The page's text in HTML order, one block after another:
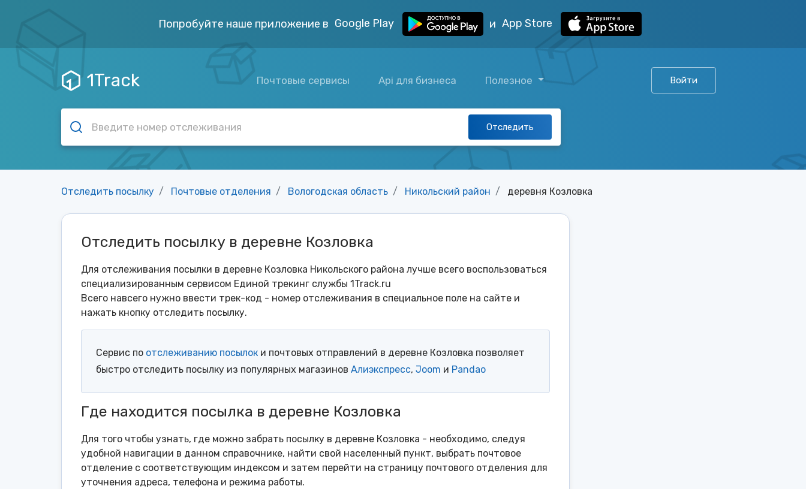
Попробуйте наше приложение в Google Play и App Store
1Track Почтовые сервисы Api для бизнеса Полезное Войти
Отследить
Отследить посылку Почтовые отделения Вологодская область Никольский район деревня Козловка
Отследить посылку в деревне Козловка
Для отслеживания посылки в деревне Козловка Никольского района лучше всего воспользоваться
специализированным сервисом Единой трекинг службы 1Track.ru
Всего навсего нужно ввести трек-код - номер отслеживания в специальное поле на сайте и
нажать кнопку отследить посылку.
Сервис по отслеживанию посылок и почтовых отправлений в деревне Козловка позволяет
быстро отследить посылку из популярных магазинов Алиэкспресс, Joom и Pandao
Где находится посылка в деревне Козловка
Для того чтобы узнать, где можно забрать посылку в деревне Козловка - необходимо, следуя
удобной навигации в данном справочнике, найти свой населенный пункт, выбрать почтовое
отделение с соответствующим индексом и затем перейти на страницу почтового отделения для
уточнения адреса, телефона и режима работы.